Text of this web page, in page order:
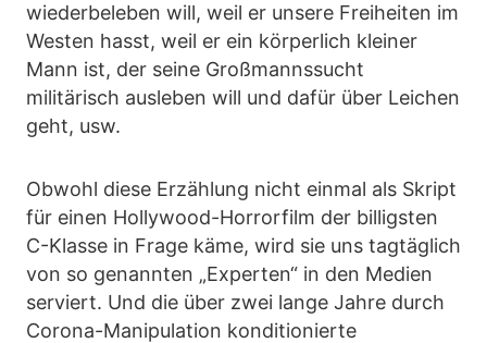
wiederbeleben will, weil er unsere Freiheiten im
Westen hasst, weil er ein körperlich kleiner
Mann ist, der seine Großmannssucht
militärisch ausleben will und dafür über Leichen
geht, usw.
Obwohl diese Erzählung nicht einmal als Skript
für einen Hollywood-Horrorfilm der billigsten
C-Klasse in Frage käme, wird sie uns tagtäglich
von so genannten „Experten“ in den Medien
serviert. Und die über zwei lange Jahre durch
Corona-Manipulation konditionierte